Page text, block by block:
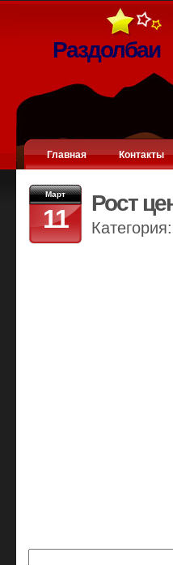
Раздолбаи
Главная Контакты
Март
11
Рост
Категория: